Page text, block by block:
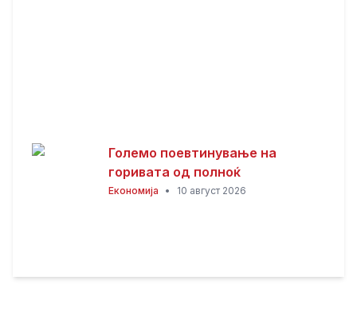
Големо поевтинување на
горивата од полноќ
Економија • 10 август 2026